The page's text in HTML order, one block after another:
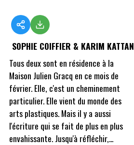
SOPHIE COIFFIER & KARIM KATTAN
Tous deux sont en résidence à la
Maison Julien Gracq en ce mois de
février. Elle, c'est un cheminement
particulier. Elle vient du monde des
arts plastiques. Mais il y a aussi
l'écriture qui se fait de plus en plus
envahissante. Jusqu'à réfléchir,...